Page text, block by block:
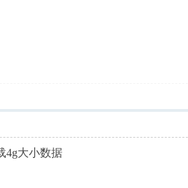
4g大小数据